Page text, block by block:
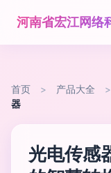
首页 > 产品大全 >
器
光电传感